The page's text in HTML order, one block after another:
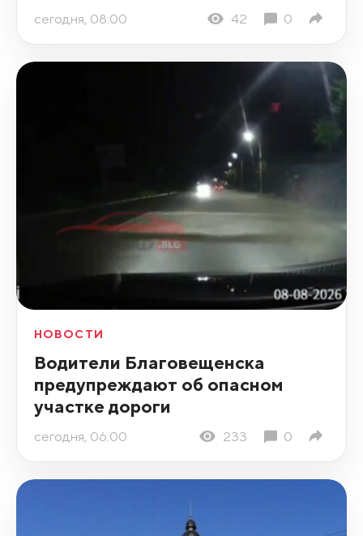
сегодня, 08:00 42 0
НОВОСТИ
Водители Благовещенска
предупреждают об опасном
участке дороги
сегодня, 06:00 233 0